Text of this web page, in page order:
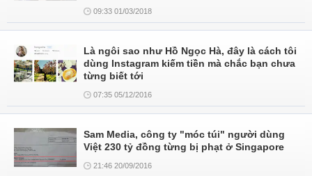
09:33 01/03/2018
Là ngôi sao như Hồ Ngọc Hà, đây là cách tôi
dùng Instagram kiếm tiền mà chắc bạn chưa
từng biết tới
07:35 05/12/2016
Sam Media, công ty "móc túi" người dùng
Việt 230 tỷ đồng từng bị phạt ở Singapore
21:46 20/09/2016